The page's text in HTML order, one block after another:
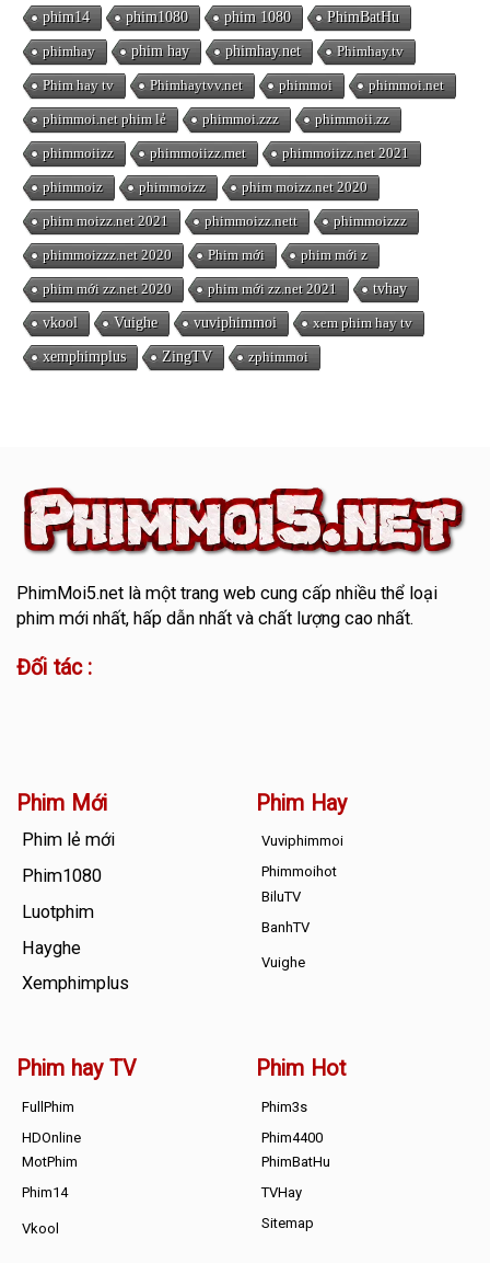
phim14 phim1080 phim 1080 PhimBatHu
phimhay phim hay phimhay.net Phimhay.tv
Phim hay tv Phimhaytvv.net phimmoi phimmoi.net
phimmoi.net phim lẻ phimmoi.zzz phimmoii.zz
phimmoiizz phimmoiizz.met phimmoiizz.net 2021
phimmoiz phimmoizz phim moizz.net 2020
phim moizz.net 2021 phimmoizz.nett phimmoizzz
phimmoizzz.net 2020 Phim mới phim mới z
phim mới zz.net 2020 phim mới zz.net 2021 tvhay
vkool Vuighe vuviphimmoi xem phim hay tv
xemphimplus ZingTV zphimmoi
PhimMoi5.netlà một trang web cung cấp nhiều thể loại
phim mới nhất, hấp dẫn nhất và chất lượng cao nhất.
Đối tác :
Phim Mới
Phim lẻ mới
Phim1080
Luotphim
Hayghe
Xemphimplus
Phim Hay
Vuviphimmoi
Phimmoihot
BiluTV
BanhTV
Vuighe
Phim hay TV
FullPhim
HDOnline
MotPhim
Phim14
Vkool
Phim Hot
Phim3s
Phim4400
PhimBatHu
TVHay
Sitemap